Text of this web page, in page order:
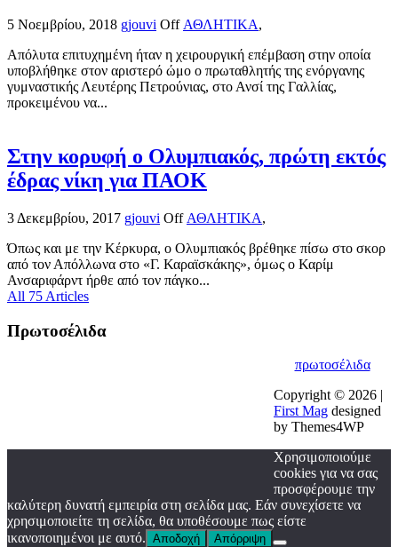
5 Νοεμβρίου, 2018 gjouvi Off ΑΘΛΗΤΙΚΑ,
Απόλυτα επιτυχημένη ήταν η χειρουργική επέμβαση στην οποία
υποβλήθηκε στον αριστερό ώμο ο πρωταθλητής της ενόργανης
γυμναστικής Λευτέρης Πετρούνιας, στο Ανσί της Γαλλίας,
προκειμένου να...
Στην κορυφή ο Ολυμπιακός, πρώτη εκτός
έδρας νίκη για ΠΑΟΚ
3 Δεκεμβρίου, 2017 gjouvi Off ΑΘΛΗΤΙΚΑ,
Όπως και με την Κέρκυρα, ο Ολυμπιακός βρέθηκε πίσω στο σκορ
από τον Απόλλωνα στο «Γ. Καραϊσκάκης», όμως ο Καρίμ
Ανσαριφάρντ ήρθε από τον πάγκο...
All 75 Articles
Πρωτοσέλιδα
πρωτοσέλιδα
Copyright © 2026 |
First Mag designed
by Themes4WP
Χρησιμοποιούμε
cookies για να σας
προσφέρουμε την
καλύτερη δυνατή εμπειρία στη σελίδα μας. Εάν συνεχίσετε να
χρησιμοποιείτε τη σελίδα, θα υποθέσουμε πως είστε
ικανοποιημένοι με αυτό. Αποδοχή Απόρριψη